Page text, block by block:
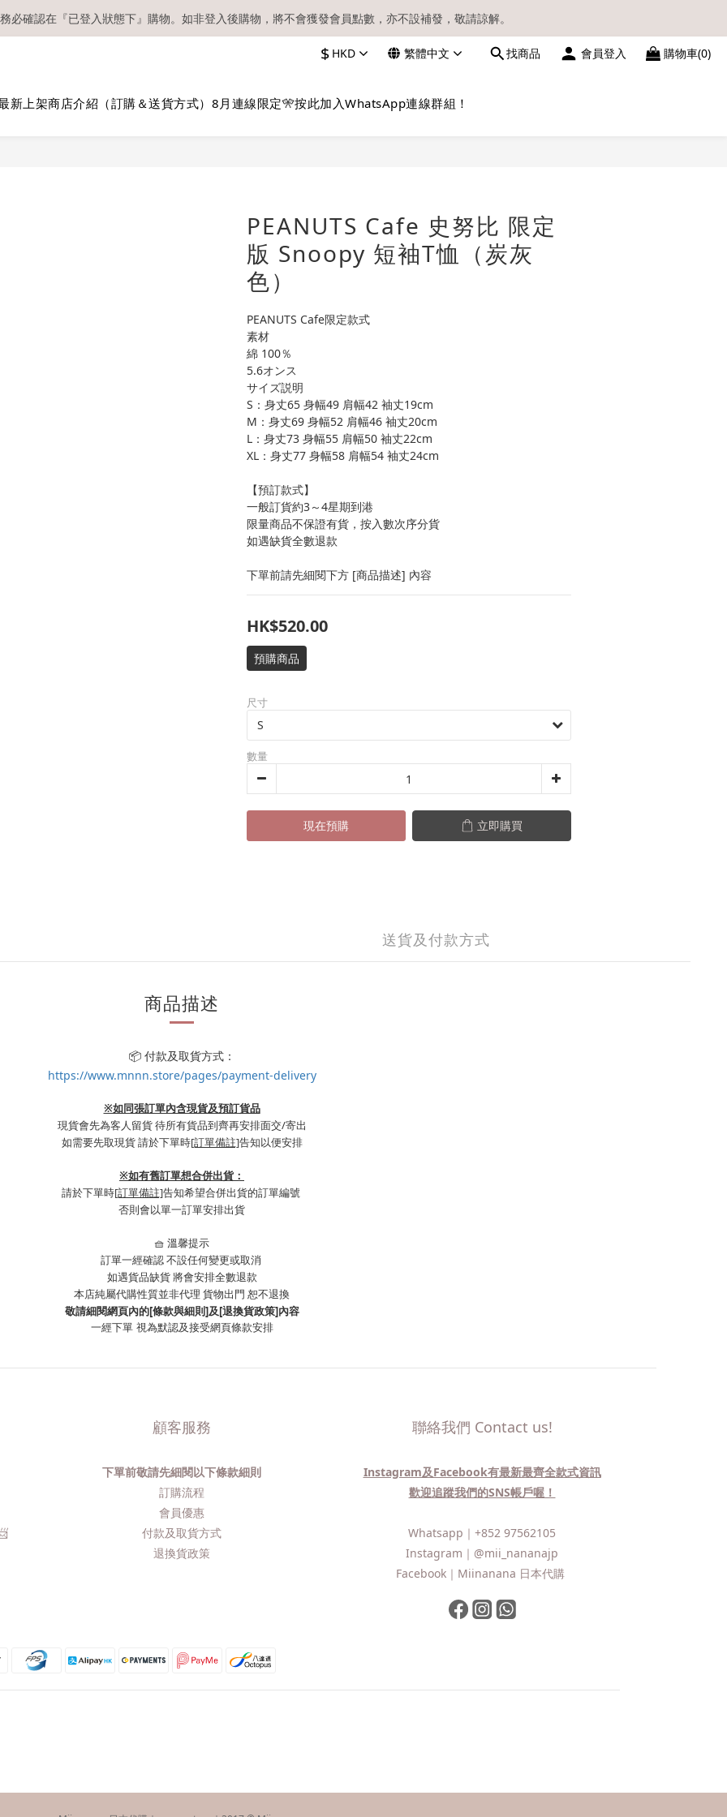
【現貨區】內款式均為在港現貨，現貨區以外的所有貨品都需要訂貨喔！
必確認在『已登入狀態下』購物。如非登入後購物，將不會獲發會員點數，亦不設補發，敬請諒解。
豐快遞／本地及國際郵遞寄出後，本店只會以電郵通知出貨，下單後敬請留意電郵信箱。
$ HKD 繁體中文 找商品 會員登入 購物車(0)
新上架商店介紹（訂購＆送貨方式） 8月連線限定🎌按此加入WhatsApp連線群組！
PEANUTS Cafe 史努比 限定
版 Snoopy 短袖T恤（炭灰
色）
PEANUTS Cafe限定款式
素材
綿 100％
5.6オンス
サイズ説明
S：身丈65 身幅49 肩幅42 袖丈19cm
M：身丈69 身幅52 肩幅46 袖丈20cm
L：身丈73 身幅55 肩幅50 袖丈22cm
XL：身丈77 身幅58 肩幅54 袖丈24cm
【預訂款式】
一般訂貨約3～4星期到港
限量商品不保證有貨，按入數次序分貨
如遇缺貨全數退款
下單前請先細閱下方 [商品描述] 內容
HK$520.00
預購商品
尺寸
數量
現在預購 立即購買
送貨及付款方式
商品描述
📦 付款及取貨方式：
https://www.mnnn.store/pages/payment-delivery
※如同張訂單內含現貨及預訂貨品
現貨會先為客人留貨 待所有貨品到齊再安排面交/寄出
如需要先取現貨 請於下單時[訂單備註]告知以便安排
※如有舊訂單想合併出貨：
請於下單時[訂單備註]告知希望合併出貨的訂單編號
否則會以單一訂單安排出貨
🧺 溫馨提示
訂單一經確認 不設任何變更或取消
如遇貨品缺貨 將會安排全數退款
本店純屬代購性質並非代理 貨物出門 恕不退換
敬請細閱網頁內的[條款與細則]及[退換貨政策]內容
一經下單 視為默認及接受網頁條款安排
顧客服務
下單前敬請先細閱以下條款細則
訂購流程​
會員優惠
付款及取貨方式
退換貨政策
聯絡我們 Contact us!
Instagram及Facebook有最新最齊全款式資訊
歡迎追蹤我們的SNS帳戶喔！
Whatsapp｜ +852 97562105
Instagram｜ @mii_nananajp
Facebook｜ Miinanana 日本代購